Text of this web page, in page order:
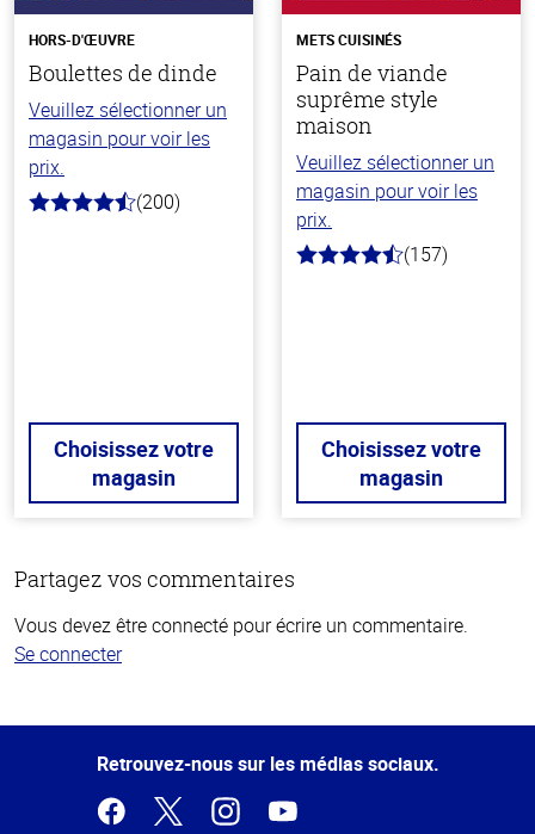
HORS-D'ŒUVRE
Boulettes de dinde
Veuillez sélectionner un
magasin pour voir les
prix.
4.6
(200)
Choisissez votre
magasin
METS CUISINÉS
Pain de viande
suprême style
maison
Veuillez sélectionner un
magasin pour voir les
prix.
4.3
(157)
Choisissez votre
magasin
Partagez vos commentaires
Vous devez être connecté pour écrire un commentaire.
Se connecter
de la
Retrouvez-nous sur les médias sociaux.